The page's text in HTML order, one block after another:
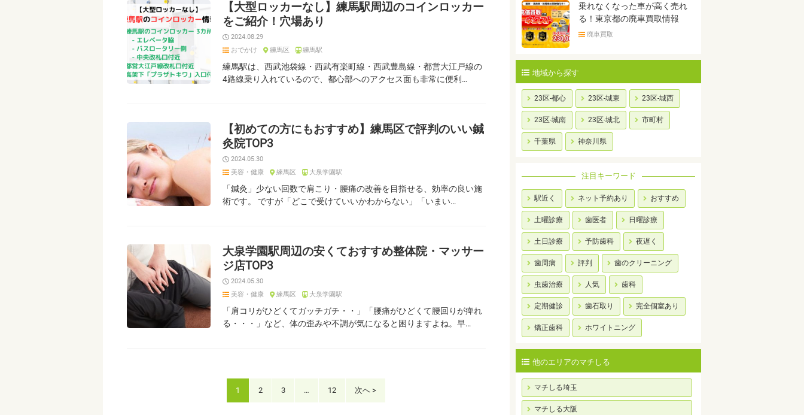
【大型ロッカーなし】練馬駅周辺のコインロッカー
をご紹介！穴場あり
2024.08.29
おでかけ
練馬区 練馬駅
練馬駅は、西武池袋線・西武有楽町線・西武豊島線・都営大江戸線の
4路線乗り入れているので、都心部へのアクセス面も非常に便利…
【初めての方にもおすすめ】練馬区で評判のいい鍼
灸院TOP3
2024.05.30
美容・健康
練馬区 大泉学園駅
「鍼灸」少ない回数で肩こり・腰痛の改善を目指せる、効率の良い施
術です。 ですが「どこで受けていいかわからない」「いまい…
大泉学園駅周辺の安くておすすめ整体院・マッサー
ジ店TOP3
2024.05.30
美容・健康
練馬区 大泉学園駅
「肩コリがひどくてガッチガチ・・」「腰痛がひどくて腰回りが痺れ
る・・・」など、体の歪みや不調が気になると困りますよね。早…
1 2 3 … 12 次へ >
乗れなくなった車が高く売れ
る！東京都の廃車買取情報
廃車買取
地域から探す
23区-都心 23区-城東 23区-城西
23区-城南 23区-城北 市町村
千葉県 神奈川県
注目キーワード
駅近く ネット予約あり おすすめ
土曜診療 歯医者 日曜診療
土日診療 予防歯科 夜遅く
歯周病 評判 歯のクリーニング
虫歯治療 人気 歯科
定期健診 歯石取り 完全個室あり
矯正歯科 ホワイトニング
他のエリアのマチしる
マチしる埼玉
マチしる大阪